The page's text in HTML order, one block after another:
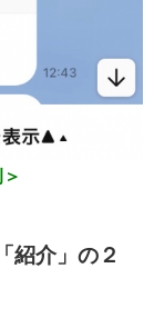
紹介」の２